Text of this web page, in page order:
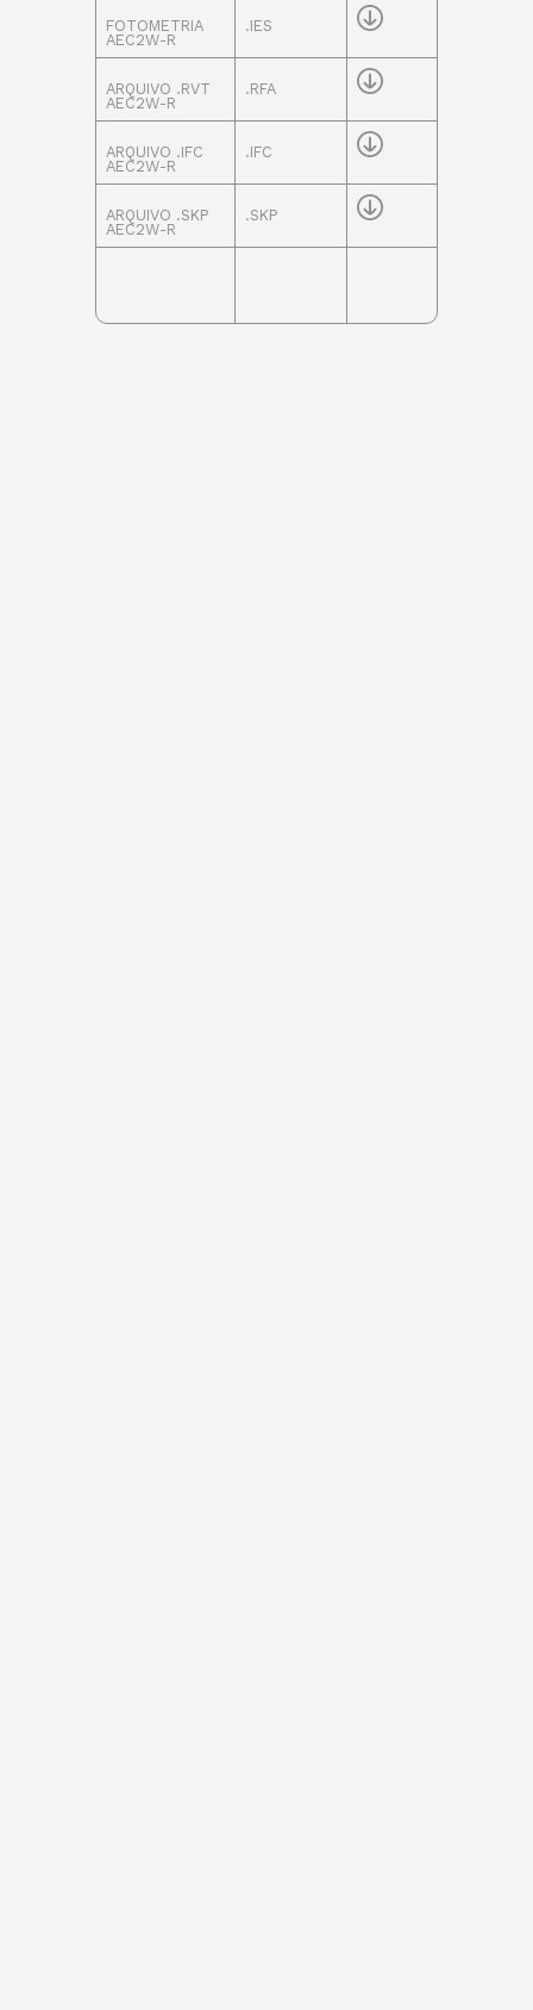
FOTOMETRIA
AEC2W-R
.IES
ARQUIVO .RVT
AEC2W-R
.RFA
ARQUIVO .IFC
AEC2W-R
.IFC
ARQUIVO .SKP
AEC2W-R
.SKP